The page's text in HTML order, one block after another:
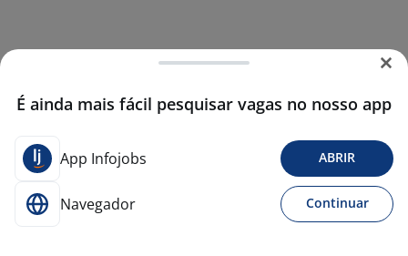
É ainda mais fácil pesquisar vagas no nosso app
App Infojobs ABRIR
Navegador Continuar